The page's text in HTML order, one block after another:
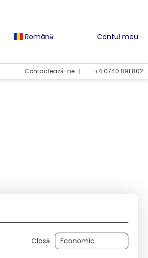
Română Contul meu
Contactează-ne +4 0740 091 802
Clasă